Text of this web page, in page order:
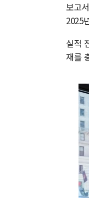
보고
2025
실적
재를